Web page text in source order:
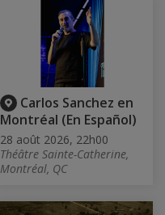
Carlos Sanchez en
Montréal (En Español)
28 août 2026, 22h00
Théâtre Sainte-Catherine,
Montréal, QC